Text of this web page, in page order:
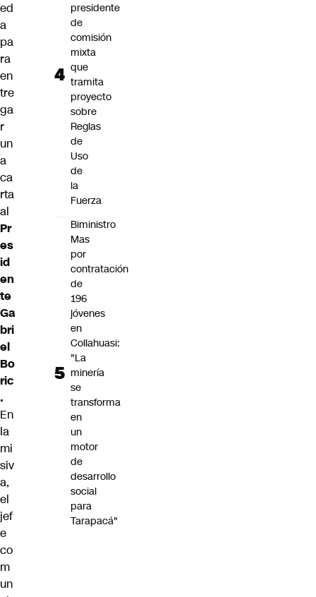
ed
a
pa
ra
en
tre
ga
r
un
a
ca
rta
al
Pr
es
id
en
te
Ga
bri
el
Bo
ric
.
En
la
mi
siv
a,
el
jef
e
co
m
un
presidente
de
comisión
mixta
que
tramita
proyecto
sobre
Reglas
de
Uso
de
la
Fuerza
Biministro
Mas
por
contratación
de
196
jóvenes
en
Collahuasi:
"La
minería
se
transforma
en
un
motor
de
desarrollo
social
para
Tarapacá"